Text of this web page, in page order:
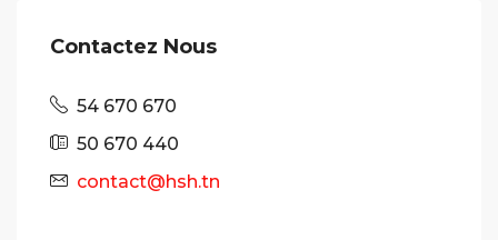
Contactez Nous
54 670 670
50 670 440
contact@hsh.tn